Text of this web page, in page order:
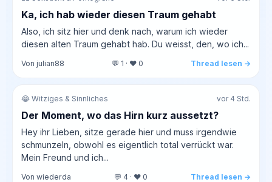
Ka, ich hab wieder diesen Traum gehabt
Also, ich sitz hier und denk nach, warum ich wieder
diesen alten Traum gehabt hab. Du weisst, den, wo ich...
Von julian88 💬 1 · ❤️ 0 Thread lesen →
😂 Witziges & Sinnliches vor 4 Std.
Der Moment, wo das Hirn kurz aussetzt?
Hey ihr Lieben, sitze gerade hier und muss irgendwie
schmunzeln, obwohl es eigentlich total verrückt war.
Mein Freund und ich...
Von wiederda 💬 4 · ❤️ 0 Thread lesen →